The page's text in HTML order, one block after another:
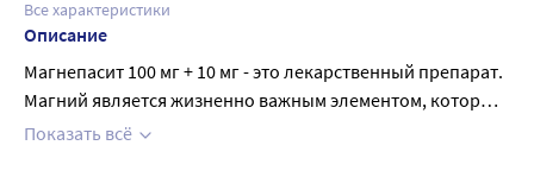
Все характеристики
Описание
Магнепасит 100 мг + 10 мг - это лекарственный препарат.
Магний является жизненно важным элементом, который
находится во всех тканях организма и необходим для
Показать всё